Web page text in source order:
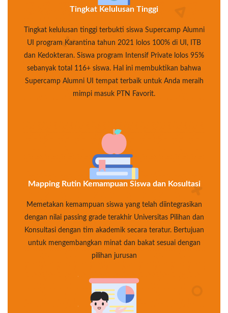
Tingkat Kelulusan Tinggi
Tingkat kelulusan tinggi terbukti siswa Supercamp Alumni
UI program Karantina tahun 2021 lolos 100% di UI, ITB
dan Kedokteran. Siswa program Intensif Private lolos 95%
sebanyak total 116+ siswa. Hal ini membuktikan bahwa
Supercamp Alumni UI tempat terbaik untuk Anda meraih
mimpi masuk PTN Favorit.
Mapping Rutin Kemampuan Siswa dan Kosultasi
Memetakan kemampuan siswa yang telah diintegrasikan
dengan nilai passing grade terakhir Universitas Pilihan dan
Konsultasi dengan tim akademik secara teratur. Bertujuan
untuk mengembangkan minat dan bakat sesuai dengan
pilihan jurusan